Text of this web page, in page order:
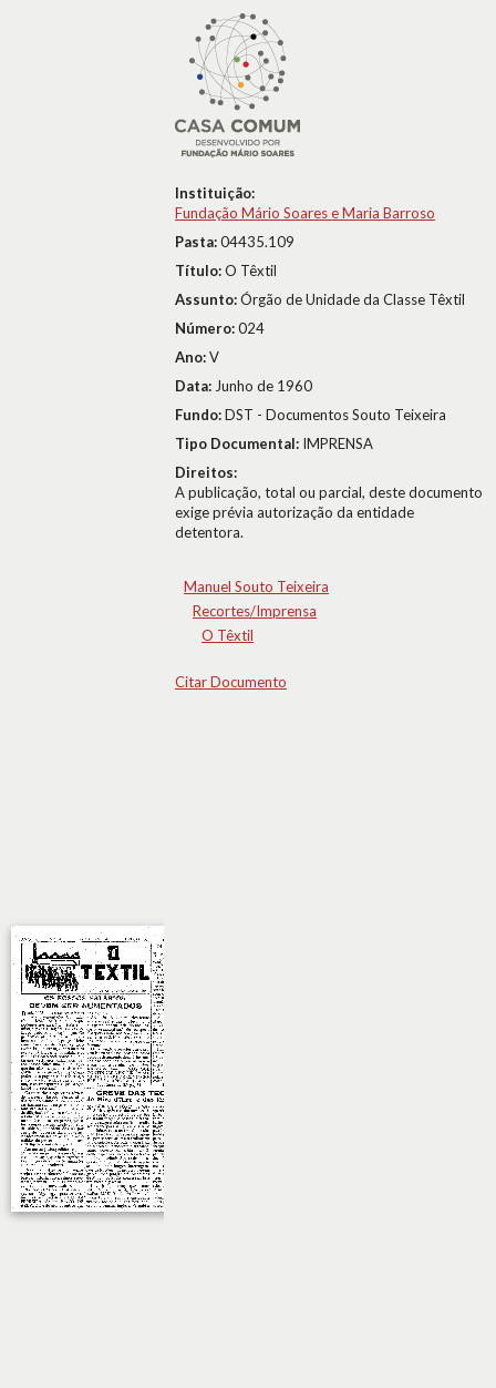
Instituição:
Fundação Mário Soares e Maria Barroso
Pasta:04435.109
Título:O Têxtil
Assunto:Órgão de Unidade da Classe Têxtil
Número:024
Ano:V
Data: Junho de 1960
Fundo:DST - Documentos Souto Teixeira
Tipo Documental: IMPRENSA
Direitos:
A publicação, total ou parcial, deste documento
exige prévia autorização da entidade
detentora.
Manuel Souto Teixeira
Recortes/Imprensa
O Têxtil
Citar Documento